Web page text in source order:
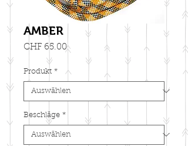
AMBER
CHF 65.00Preis
Produkt *
Beschläge *